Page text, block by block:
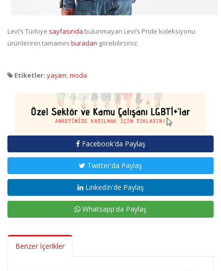
Levi’s Türkiye sayfasında bulunmayan Levi’s Pride koleksiyonu
ürünlerinin tamamını buradan görebilirsiniz.
Etiketler: yaşam,moda
Facebook'da Paylaş
Twitter'da Paylaş
LinkedIn'de Paylaş
Whatsapp'da Paylaş
Benzer İçerikler